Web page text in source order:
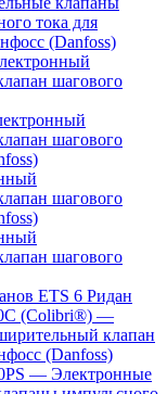
тока для
(Danfoss)
шагового
шагового
шагового
шагового
ETS 6 Ридан
(Colibri®) —
клапан
(Danfoss)
— Электронные